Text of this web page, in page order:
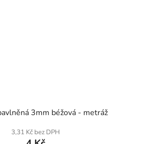
3mm béžová - metráž
3,31 Kč bez DPH